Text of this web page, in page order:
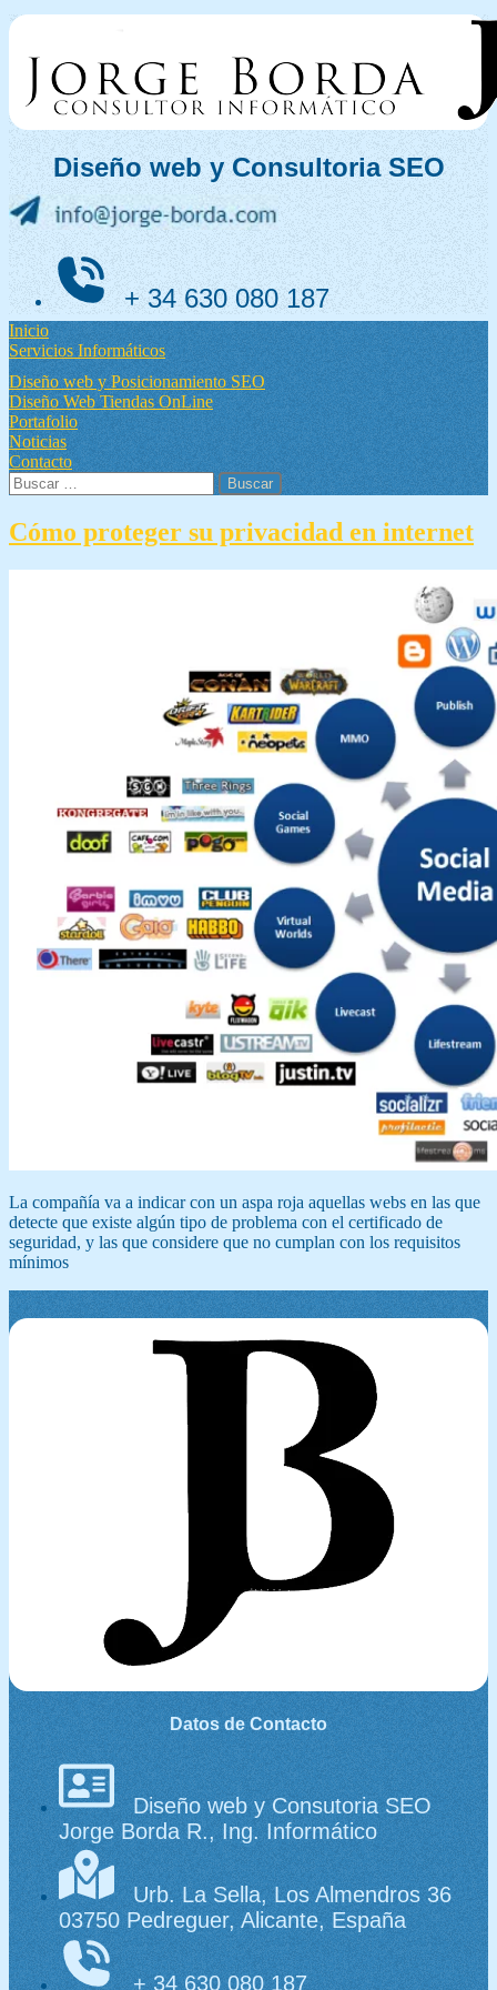
Ir
contenido
Diseño web y Consultoria SEO
+ 34 630 080 187
Inicio
Servicios Informáticos
Diseño web y Posicionamiento SEO
Diseño Web Tiendas OnLine
Portafolio
Noticias
Contacto
Buscar:
Cómo proteger su privacidad en internet
La compañía va a indicar con un aspa roja aquellas webs en las que
detecte que existe algún tipo de problema con el certificado de
seguridad, y las que considere que no cumplan con los requisitos
mínimos
Datos de Contacto
Diseño web y Consutoria SEO
Jorge Borda R., Ing. Informático
Urb. La Sella, Los Almendros 36
03750 Pedreguer, Alicante, España
+ 34 630 080 187